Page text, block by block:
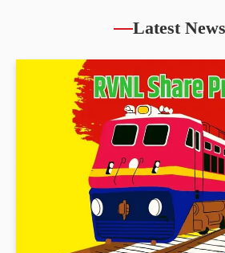
Latest News